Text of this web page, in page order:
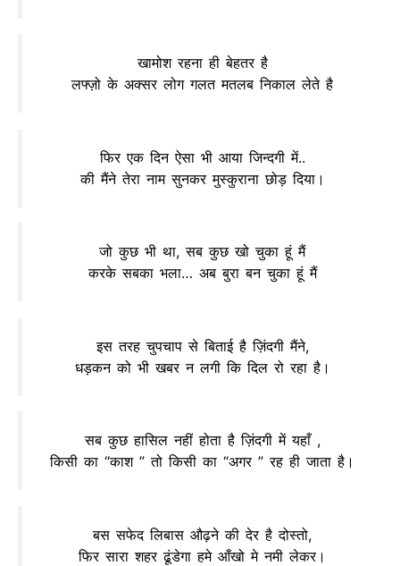
खामोश रहना ही बेहतर है
लफ्ज़ो के अक्सर लोग गलत मतलब निकाल लेते है
फिर एक दिन ऐसा भी आया जिन्दगी में..
की मैंने तेरा नाम सुनकर मुस्कुराना छोड़ दिया।
जो कुछ भी था, सब कुछ खो चुका हूं मैं
करके सबका भला… अब बुरा बन चुका हूं मैं
इस तरह चुपचाप से बिताई है ज़िंदगी मैंने,
धड़कन को भी खबर न लगी कि दिल रो रहा है।
सब कुछ हासिल नहीं होता है ज़िंदगी में यहाँ ,
किसी का “काश ” तो किसी का “अगर ” रह ही जाता है।
बस सफेद लिबास औढ़ने की देर है दोस्तो,
फिर सारा शहर ढूंडेगा हमे आँखो मे नमी लेकर।